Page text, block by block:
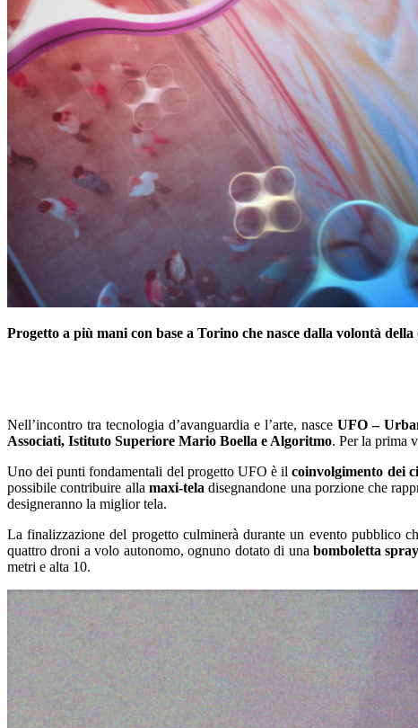
Progetto a più mani con base a Torino che nasce dalla volontà
Nell’incontro tra tecnologia d’avanguardia e l’arte, nasceUFO –
Associati, Istituto Superiore Mario Boella e Algoritmo. Per la prima
Uno dei punti fondamentali del progetto UFO è ilcoinvolgimento dei
possibile contribuire alla maxi-tela disegnandone una porzione che
designeranno la miglior tela.
La finalizzazione del progetto culminerà durante un evento pubblico
quattro droni a volo autonomo, ognuno dotato di una bomboletta spray
metri e alta 10.